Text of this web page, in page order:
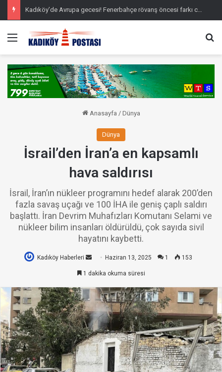
Kadıköy’de Avrupa gecesi! Fenerbahçe rövanş öncesi farkı cebine koydu
Menü
Anasayfa / Dünya
Dünya
İsrail’den İran’a en kapsamlı
hava saldırısı
İsrail, İran’ın nükleer programını hedef alarak 200’den
fazla savaş uçağı ve 100 İHA ile geniş çaplı saldırı
başlattı. İran Devrim Muhafızları Komutanı Selami ve
nükleer bilim insanları öldürüldü, çok sayıda sivil
hayatını kaybetti.
Kadıköy Haberleri
Bir
e-
göndermek
Haziran 13, 2025 1 153
1 dakika okuma süresi